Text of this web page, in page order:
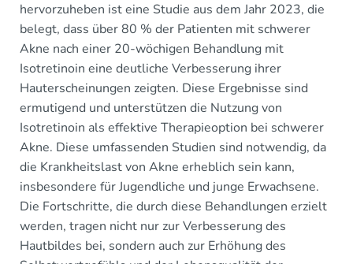
hervorzuheben ist eine Studie aus dem Jahr 2023, die
belegt, dass über 80 % der Patienten mit schwerer
Akne nach einer 20-wöchigen Behandlung mit
Isotretinoin eine deutliche Verbesserung ihrer
Hauterscheinungen zeigten. Diese Ergebnisse sind
ermutigend und unterstützen die Nutzung von
Isotretinoin als effektive Therapieoption bei schwerer
Akne. Diese umfassenden Studien sind notwendig, da
die Krankheitslast von Akne erheblich sein kann,
insbesondere für Jugendliche und junge Erwachsene.
Die Fortschritte, die durch diese Behandlungen erzielt
werden, tragen nicht nur zur Verbesserung des
Hautbildes bei, sondern auch zur Erhöhung des